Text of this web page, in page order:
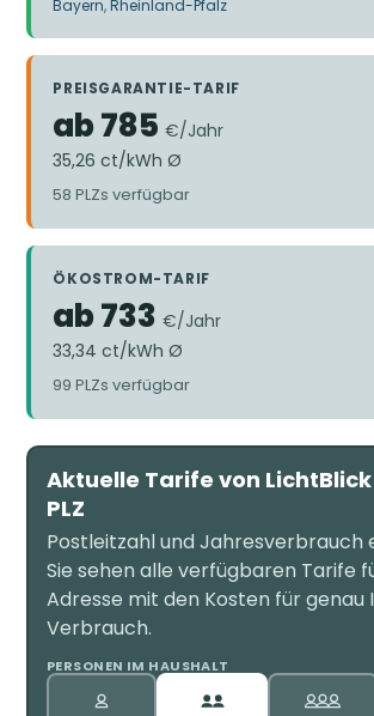
Bayern,Rheinland-Pfalz
PREISGARANTIE-TARIF
ab 785€/Jahr
35,26 ct/kWh Ø
58 PLZs verfügbar
ÖKOSTROM-TARIF
ab 733€/Jahr
33,34 ct/kWh Ø
99 PLZs verfügbar
Aktuelle Tarife von
PLZ
Postleitzahl und Jahresverbrauch
Sie sehen alle verfügbaren Tarife
Adresse mit den Kosten für genau
Verbrauch.
PERSONEN IM HAUSHALT